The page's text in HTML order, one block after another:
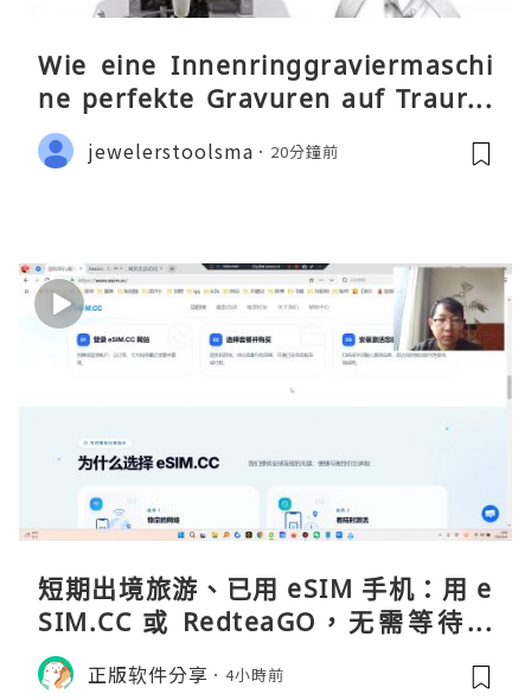
Wie eine Innenringgraviermaschi
ne perfekte Gravuren auf Traurin
gen ermöglicht
jewelerstoolsma 20分鐘前
短期出境旅游、已用 eSIM 手机：用 e
SIM.CC 或 RedteaGO，无需等待收
货。需要“当地号码 + 通话短信”（如
打车、外卖、客户联络）：优先 Redt
正版软件分享 4小時前